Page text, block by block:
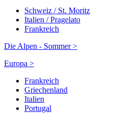
Schweiz / St. Moritz
Italien / Pragelato
Frankreich
Die Alpen - Sommer >
Europa >
Frankreich
Griechenland
Italien
Portugal